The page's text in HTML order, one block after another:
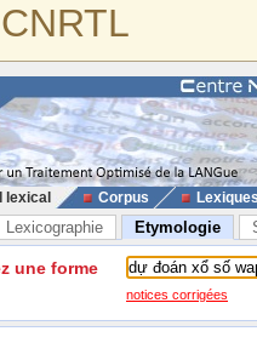
lexical Corpus
Lexicographie Etymologie
une forme
notices corrigées